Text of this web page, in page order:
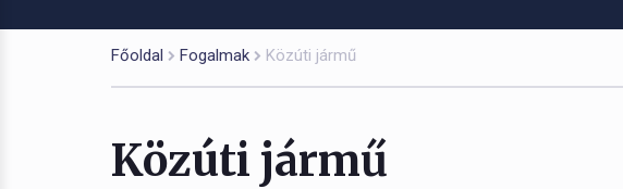
Főoldal Fogalmak Közúti jármű
Közúti jármű